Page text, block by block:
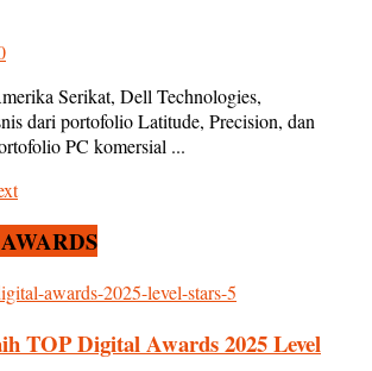
Serikat, Dell Technologies,
dari portofolio Latitude, Precision, dan
PC komersial ...
TOP Digital Awards 2025 Level